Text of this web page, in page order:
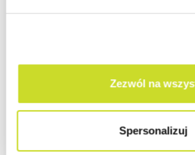
Zezwól na
Spersonalizuj
formalnie niezależna współpraca może
Dyskusja koncentrowała się na
mierzą się firmy przy wyborze i
współpracy. Temat był szczególnie